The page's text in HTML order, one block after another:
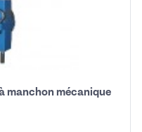
manchon mécanique